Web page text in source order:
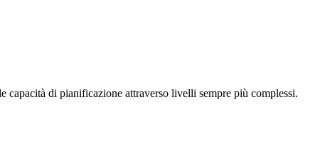
di pianificazione attraverso livelli sempre più complessi.